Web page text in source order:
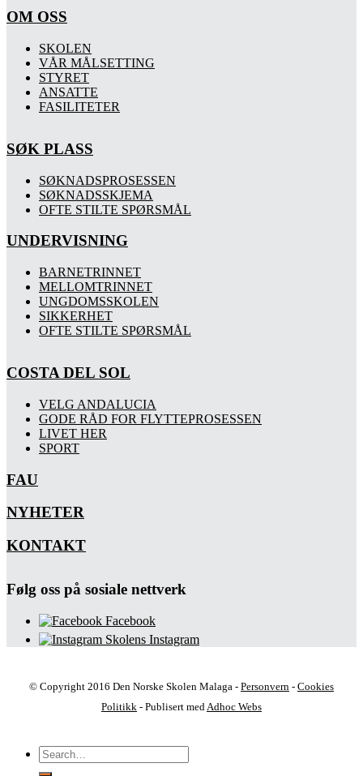
OM OSS
SKOLEN
VÅR MÅLSETTING
STYRET
ANSATTE
FASILITETER
SØK PLASS
SØKNADSPROSESSEN
SØKNADSSKJEMA
OFTE STILTE SPØRSMÅL
UNDERVISNING
BARNETRINNET
MELLOMTRINNET
UNGDOMSSKOLEN
SIKKERHET
OFTE STILTE SPØRSMÅL
COSTA DEL SOL
VELG ANDALUCIA
GODE RÅD FOR FLYTTEPROSESSEN
LIVET HER
SPORT
FAU
NYHETER
KONTAKT
Følg oss på sosiale nettverk
Facebook
Skolens Instagram
© Copyright 2016 Den Norske Skolen Malaga - Personvern - Cookies
Politikk - Publisert med Adhoc Webs